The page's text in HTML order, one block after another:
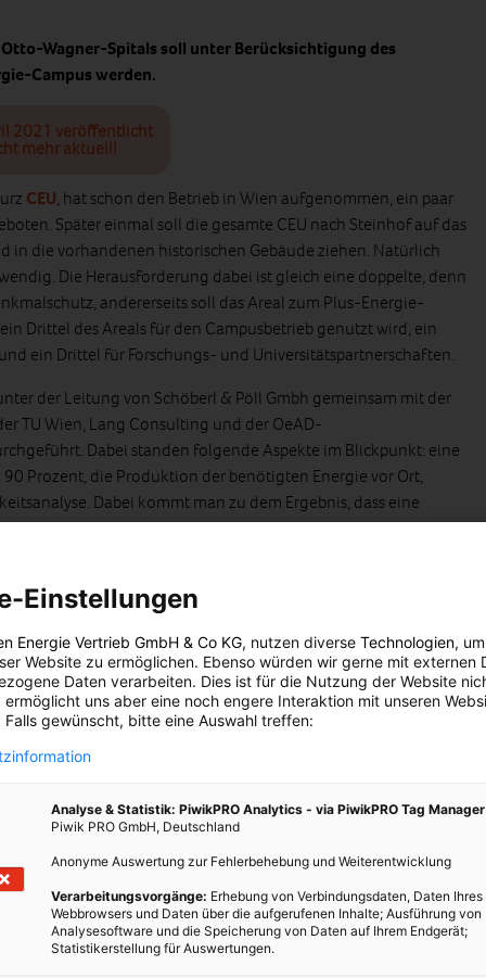
Wagner-Spitals soll unter Berücksichtigung des
Campus werden.
2021 veröffentlicht
mehr aktuell!
CEU, hat schon den Betrieb in Wien aufgenommen, ein paar
Später einmal soll die gesamte CEU nach Steinhof auf das
in die vorhandenen historischen Gebäude ziehen. Natürlich
Die Herausforderung dabei ist gleich eine doppelte, denn
andererseits soll das Areal zum Plus-Energie-
Drittel des Areals für den Campusbetrieb genutzt wird, ein
ein Drittel für Forschungs- und Universitätspartnerschaften.
der Leitung von Schöberl & Pöll Gmbh gemeinsam mit der
TU Wien, Lang Consulting und der OeAD-
Dabei standen folgende Aspekte im Blickpunkt: eine
Prozent, die Produktion der benötigten Energie vor Ort,
Dabei kommt man zu dem Ergebnis, dass eine
bei gleichzeitiger Senkung des Energiebedarfs
Bestandssanierung und einer Senkung des
durchführbar ist. Wenn auch bei der späteren Nutzung
werden, kann man Plus-Energie-Standard erreichen.
Bodenplatten und Außenwände gedämmt werden, die alten
mit Sonnenschutz nachgerüstet werden, Wärmebrücken
muss verbessert werden. Außerdem muss
mit Wärme- und Feuchtigkeitsrückgewinnung,
durchflussoptimierte Armaturen, ein hocheffizientes
effiziente Heiz- und Kühlflächensysteme.
bringt höhere Investitions- und Planungskosten mit
aus Investition- und Betriebskosten über einen Zeitraum
ist die Plus-Energie-Sanierung die günstigere Option. Und
auch ganz andere zusätzliche Vorteile mit sich.
Einstellungen
Energie Vertrieb GmbH & Co KG, nutzen diverse Technologien,
Website zu ermöglichen. Ebenso würden wir gerne mit externen
Daten verarbeiten. Dies ist für die Nutzung der Website
ermöglicht uns aber eine noch engere Interaktion mit unseren
Falls gewünscht, bitte eine Auswahl treffen:
Analyse & Statistik: PiwikPRO Analytics - via PiwikPRO Tag Manager
Piwik PRO GmbH, Deutschland
Anonyme Auswertung zur Fehlerbehebung und Weiterentwicklung
Verarbeitungsvorgänge: Erhebung von Verbindungsdaten, Daten Ihres
Webbrowsers und Daten über die aufgerufenen Inhalte; Ausführung von
Analysesoftware und die Speicherung von Daten auf Ihrem Endgerät;
Statistikerstellung für Auswertungen.